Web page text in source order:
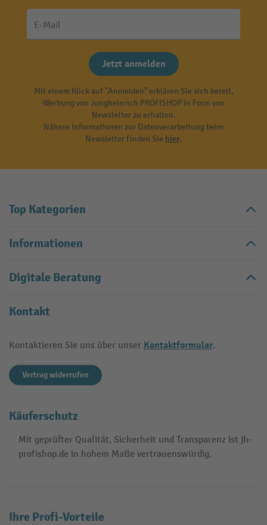
E-Mail
Jetzt anmelden
Mit einem Klick auf "Anmelden" erklären Sie sich bereit,
Werbung von Jungheinrich PROFISHOP in Form von
Newsletter zu erhalten.
Nähere Informationen zur Datenverarbeitung beim
Newsletter finden Sie hier.
Top Kategorien
Informationen
Digitale Beratung
Kontakt
Kontaktieren Sie uns über unser Kontaktformular.
Vertrag widerrufen
Käuferschutz
Mit geprüfter Qualität, Sicherheit und Transparenz ist jh-
profishop.de in hohem Maße vertrauenswürdig.
Ihre Profi-Vorteile